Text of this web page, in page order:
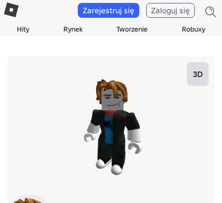
Hity Rynek Tworzenie Robuxy
Zarejestruj się Zaloguj się
3D